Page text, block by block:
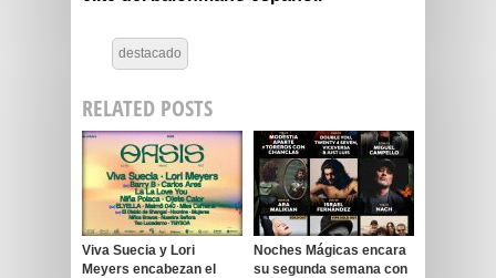
destacado
RELATED POSTS
Viva Suecia y Lori
Meyers encabezan el
Noches Mágicas encara
su segunda semana con